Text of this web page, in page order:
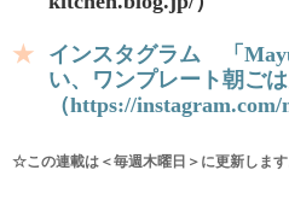
インスタグラム 「
い、ワンプレート朝ごは
（https://instagram.com/
☆この連載は＜毎週木曜日＞に更新しま